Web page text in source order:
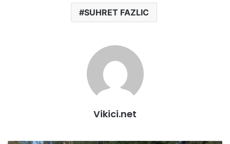
SUHRET FAZLIC
Vikici.net